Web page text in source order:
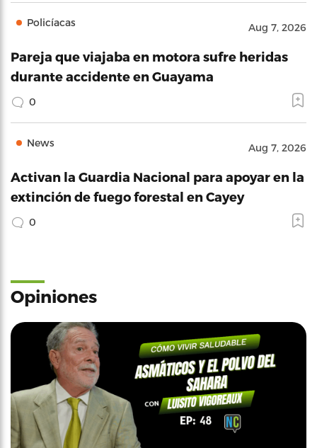
Policíacas Aug 7, 2026
Pareja que viajaba en motora sufre heridas
durante accidente en Guayama
0
News Aug 7, 2026
Activan la Guardia Nacional para apoyar en la
extinción de fuego forestal en Cayey
0
Opiniones